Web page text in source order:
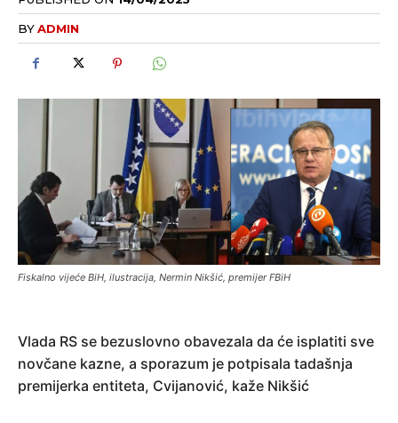
BYADMIN
Fiskalno vijeće BiH, ilustracija, Nermin Nikšić, premijer FBiH
Vlada RS se bezuslovno obavezala da će isplatiti sve
novčane kazne, a sporazum je potpisala tadašnja
premijerka entiteta, Cvijanović, kaže Nikšić